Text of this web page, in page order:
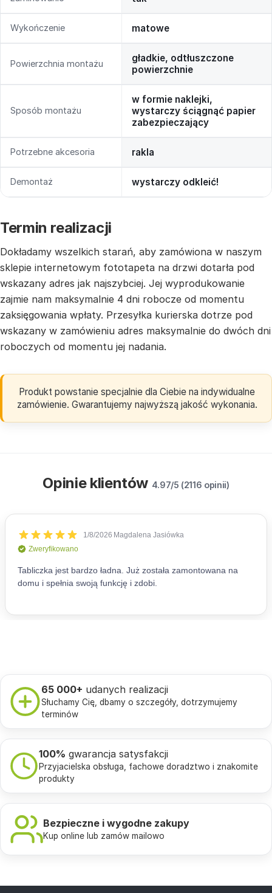
Wykończenie matowe
Powierzchnia montażu
gładkie, odtłuszczone
powierzchnie
Sposób montażu
w formie naklejki,
wystarczy ściągnąć papier
zabezpieczający
Potrzebne akcesoria rakla
Demontaż wystarczy odkleić!
Termin realizacji
Dokładamy wszelkich starań, aby zamówiona w naszym
sklepie internetowym fototapeta na drzwi dotarła pod
wskazany adres jak najszybciej. Jej wyprodukowanie
zajmie nam maksymalnie 4 dni robocze od momentu
zaksięgowania wpłaty. Przesyłka kurierska dotrze pod
wskazany w zamówieniu adres maksymalnie do dwóch dni
roboczych od momentu jej nadania.
Produkt powstanie specjalnie dla Ciebie na indywidualne
zamówienie. Gwarantujemy najwyższą jakość wykonania.
Opinie klientów 4.97/5 (2116 opinii)
65 000+ udanych realizacji
Słuchamy Cię, dbamy o szczegóły, dotrzymujemy
terminów
100% gwarancja satysfakcji
Przyjacielska obsługa, fachowe doradztwo i znakomite
produkty
Bezpieczne i wygodne zakupy
Kup online lub zamów mailowo